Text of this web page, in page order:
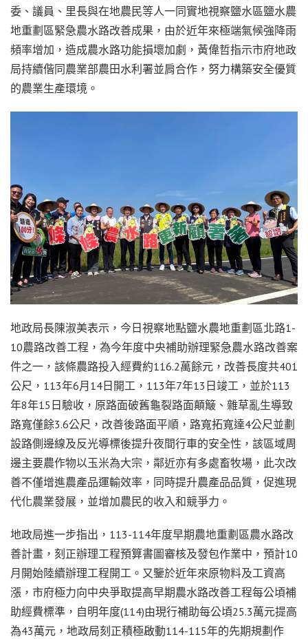
委、議員、里長與在地農民等人一同實地視察鹽水區鹽水農
地重劃區緊急農水路改善成果，由於近年來極端氣候強降雨
頻率增加，造成農水路功能損壞加劇，黃偉哲指示市府地政
局持續偕同農業部農田水利署並肩合作，努力構築安全優質
的農業生產環境。
地政局長陳淑美表示，今日視察地點鹽水農地重劃區北路1-
10農路改善工程，為今年度中央補助辦理緊急農水路改善案
件之一，該條農路投入經費約116.2萬餘元，改善長度共401
公尺，113年6月14日開工，113年7年13日竣工，並於113
年8年15日驗收，原路面破舊龜裂路面顛簸、雜草亂生導致
路寬僅餘3.6公尺，改善後路面平順，路寬拓寬達4公尺並劃
設路側邊線及反光導標後提升夜間行車的安全性，該區域周
邊主要農作物以玉米為大宗，鄰近亦有多處畜牧場，此次改
善不僅增進農產品運輸效率，同時提升農產品品質，促進現
代化農業發展，並增加農民的收入和競爭力。
地政局進一步指出，113-114年度早期農地重劃區農水路改
善計畫，刻正辦理工程預算書圖審核及發包作業中，預計10
月開始陸續辦理工程開工。又鑒於近年來原物料及工資高
漲，市府極力向中央爭取提高早期農水路改善工程每公頃補
助經費標準，自明年度(114)由現行補助每公頃25.3萬元提高
為43萬元，地政局刻正積極啟動114-115年的先期規劃作